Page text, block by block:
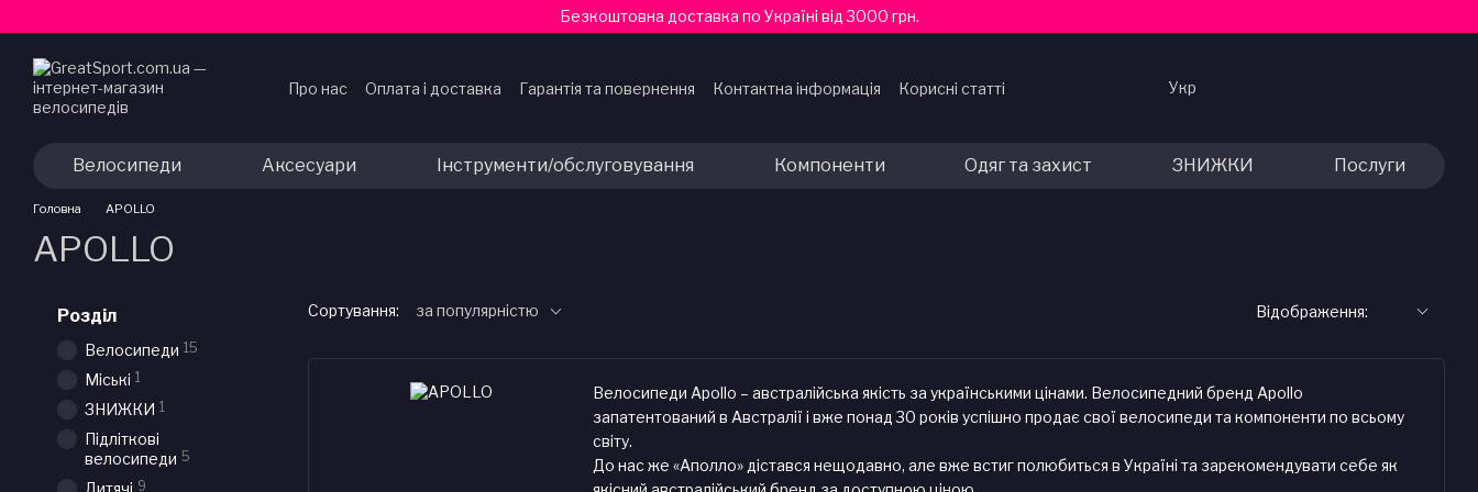
Безкоштовна доставка по Україні від 3000 грн.
Про нас Оплата і доставка Гарантія та повернення Контактна інформація
Корисні статті
Укр
Велосипеди Аксесуари Інструменти/обслуговування Компоненти Одяг та захист ЗНИЖКИ Послуги
Головна APOLLO
APOLLO
Сортування: за популярністю Відображення:
Велосипеди Apollo – австралійська якість за українськими цінами. Велосипедний бренд Apollo
запатентований в Австралії і вже понад 30 років успішно продає свої велосипеди та компоненти по всьому
світу.
До нас же «Аполло» дістався нещодавно, але вже встиг полюбиться в Україні та зарекомендувати себе як
Розділ
Велосипеди 15
Міські 1
ЗНИЖКИ 1
Підліткові
велосипеди 5
Дитячі 9